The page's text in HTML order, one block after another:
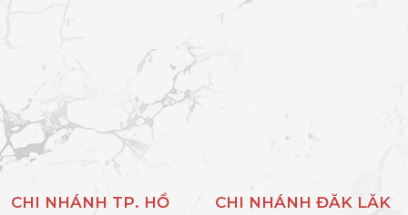
CHI NHÁNH TP. HỒ
CHI NHÁNH ĐĂK LĂK